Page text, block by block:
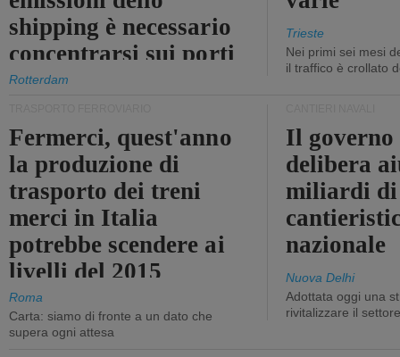
shipping è necessario
concentrarsi sui porti
Rotterdam
Trieste
Nei primi sei mesi
il traffico è crollato
Fermerci, quest'anno
la produzione di
trasporto dei treni
merci in Italia
potrebbe scendere ai
livelli del 2015
Roma
Carta: siamo di fronte a un dato che
supera ogni attesa
Il
delibera
miliardi
nazionale
Nuova Delhi
Adottata oggi una
rivitalizzare il settore